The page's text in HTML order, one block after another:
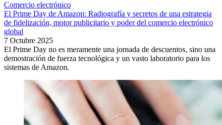
Comercio electrónico
El Prime Day de Amazon: Radiografía y secretos de una estrategia
de fidelización, motor publicitario y poder del comercio electrónico
global
7 Octubre 2025
El Prime Day no es meramente una jornada de descuentos, sino una
demostración de fuerza tecnológica y un vasto laboratorio para los
sistemas de Amazon.